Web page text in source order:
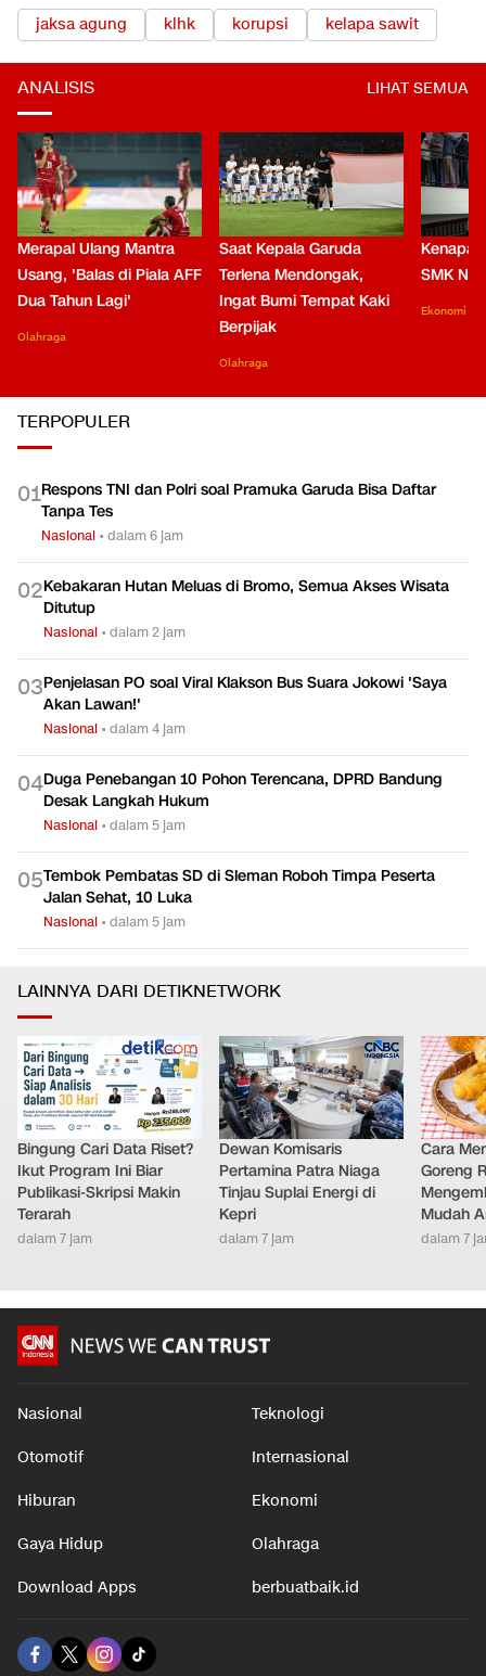
jaksa agung klhk korupsi kelapa sawit
ANALISIS LIHAT SEMUA
Merapal Ulang Mantra
Usang, 'Balas di Piala AFF
Dua Tahun Lagi'
Olahraga
Saat Kepala Garuda
Terlena Mendongak,
Ingat Bumi Tempat Kaki
Berpijak
Olahraga
Kenapa
SMK
Ekonomi
TERPOPULER
01Respons TNI dan Polri soal Pramuka Garuda Bisa Daftar
Tanpa Tes
Nasional •dalam 6 jam
02Kebakaran Hutan Meluas di Bromo, Semua Akses Wisata
Ditutup
Nasional •dalam 2 jam
03Penjelasan PO soal Viral Klakson Bus Suara Jokowi 'Saya
Akan Lawan!'
Nasional •dalam 4 jam
04Duga Penebangan 10 Pohon Terencana, DPRD Bandung
Desak Langkah Hukum
Nasional •dalam 5 jam
05Tembok Pembatas SD di Sleman Roboh Timpa Peserta
Jalan Sehat, 10 Luka
Nasional •dalam 5 jam
LAINNYA DARI DETIKNETWORK
Bingung Cari Data Riset?
Ikut Program Ini Biar
Publikasi-Skripsi Makin
Terarah
dalam 7 jam
Dewan Komisaris
Pertamina Patra Niaga
Tinjau Suplai Energi di
Kepri
dalam 7 jam
Cara
Goreng
Mudah
dalam 7
Nasional Teknologi
Otomotif Internasional
Hiburan Ekonomi
Gaya Hidup Olahraga
Download Apps berbuatbaik.id